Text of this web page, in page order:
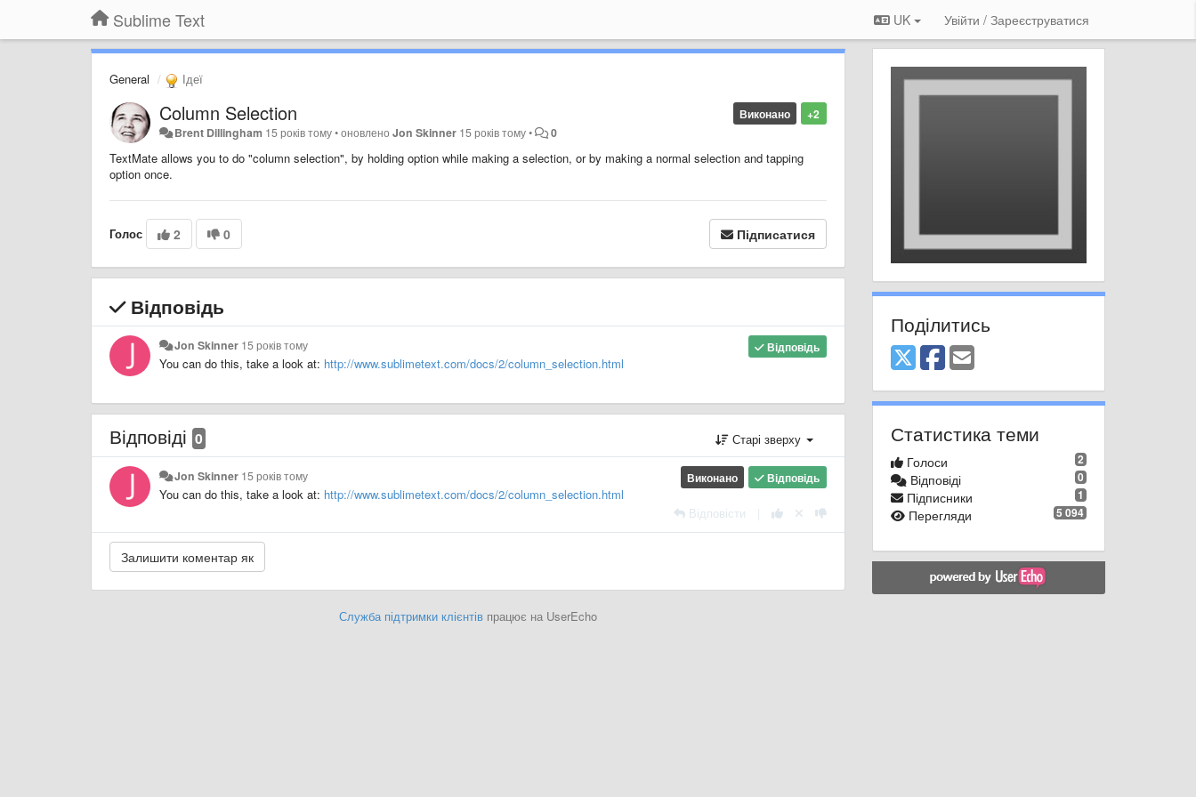
Sublime Text UK Увійти / Зареєструватися
General Ідеї
+2
Виконано
Column Selection
Brent Dillingham 15 років тому•оновленоJon Skinner 15 років тому• 0
TextMate allows you to do "column selection", by holding option while making a selection, or by making a normal selection and tapping
option once.
Голос 2 0 Підписатися
Відповідь
Відповідь
Jon Skinner 15 років тому
You can do this, take a look at: http://www.sublimetext.com/docs/2/column_selection.html
Відповіді 0 Старі зверху
Відповідь
Виконано
Jon Skinner 15 років тому
You can do this, take a look at: http://www.sublimetext.com/docs/2/column_selection.html
Відповісти
Служба підтримки клієнтівпрацює на UserEcho
Поділитись
Статистика теми
2
Голоси
0
Відповіді
1
Підписники
5 094
Перегляди